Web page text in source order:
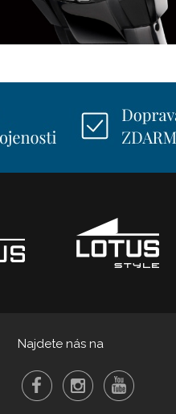
Najdete nás na